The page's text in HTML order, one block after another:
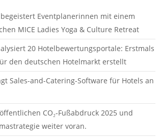
Eventplanerinnen mit einem
MICE Ladies Yoga & Culture Retreat
20 Hotelbewertungsportale: Erstmals
den deutschen Hotelmarkt erstellt
Sales-and-Catering-Software für Hotels an
CO₂-Fußabdruck 2025 und
weiter voran.